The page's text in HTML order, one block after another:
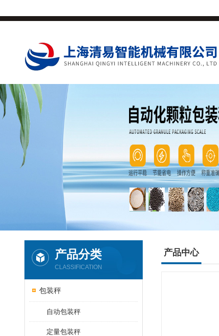
产品分类
CLASSIFICATION
包装秤
自动包装秤
定量包装秤
产品中心